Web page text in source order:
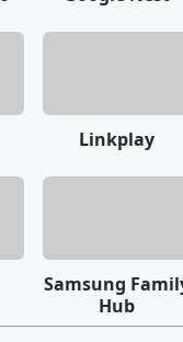
Linkplay
Samsung
Hub